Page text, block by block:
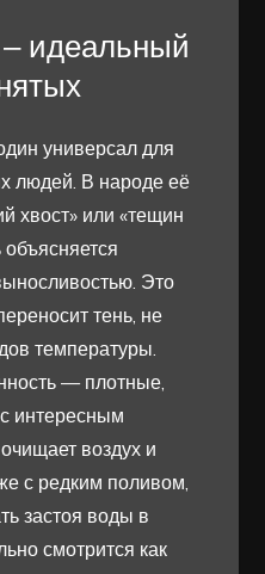
идеальный
универсал для
людей. В народе её
хвост» или «тещин
Это
тень, не
температуры.
— плотные,
интересным
воздух и
с редким поливом,
застоя воды в
смотрится как